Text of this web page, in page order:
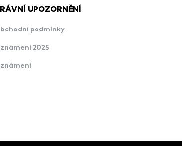
UPOZORNĚNÍ
podmínky
2025